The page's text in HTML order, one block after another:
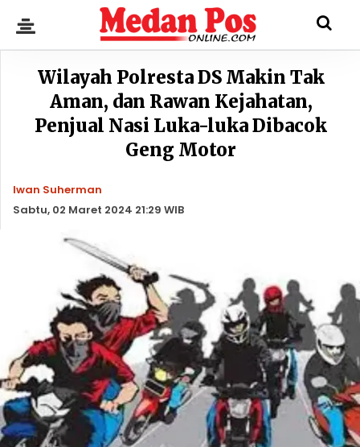
Wilayah Polresta DS Makin Tak
Aman, dan Rawan Kejahatan,
Penjual Nasi Luka-luka Dibacok
Geng Motor
Iwan Suherman
Sabtu, 02 Maret 2024 21:29 WIB